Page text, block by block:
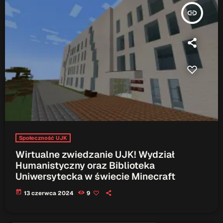
Audycja
Serwis Informacyjny
Upcoming shows
insert_link
Społeczność UJK
Wirtualne zwiedzanie UJK! Wydział
Humanistyczny oraz Biblioteka
Uniwersytecka w świecie Minecraft
today 13 czerwca 2024 9